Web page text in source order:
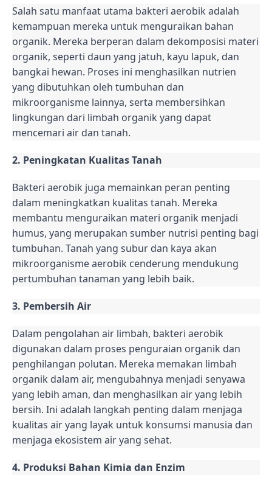
Salah satu manfaat utama bakteri aerobik adalah
kemampuan mereka untuk menguraikan bahan
organik. Mereka berperan dalam dekomposisi materi
organik, seperti daun yang jatuh, kayu lapuk, dan
bangkai hewan. Proses ini menghasilkan nutrien
yang dibutuhkan oleh tumbuhan dan
mikroorganisme lainnya, serta membersihkan
lingkungan dari limbah organik yang dapat
mencemari air dan tanah.
2. Peningkatan Kualitas Tanah
Bakteri aerobik juga memainkan peran penting
dalam meningkatkan kualitas tanah. Mereka
membantu menguraikan materi organik menjadi
humus, yang merupakan sumber nutrisi penting bagi
tumbuhan. Tanah yang subur dan kaya akan
mikroorganisme aerobik cenderung mendukung
pertumbuhan tanaman yang lebih baik.
3. Pembersih Air
Dalam pengolahan air limbah, bakteri aerobik
digunakan dalam proses penguraian organik dan
penghilangan polutan. Mereka memakan limbah
organik dalam air, mengubahnya menjadi senyawa
yang lebih aman, dan menghasilkan air yang lebih
bersih. Ini adalah langkah penting dalam menjaga
kualitas air yang layak untuk konsumsi manusia dan
menjaga ekosistem air yang sehat.
4. Produksi Bahan Kimia dan Enzim